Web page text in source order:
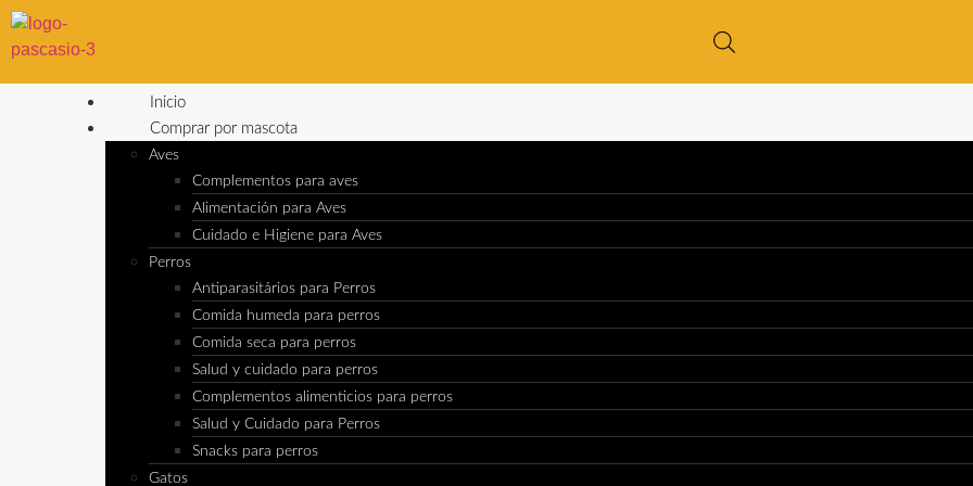
Inicio
Comprar por mascota
Aves
Complementos para aves
Alimentación para Aves
Cuidado e Higiene para Aves
Perros
Antiparasitários para Perros
Comida humeda para perros
Comida seca para perros
Salud y cuidado para perros
Complementos alimenticios para perros
Salud y Cuidado para Perros
Snacks para perros
Gatos